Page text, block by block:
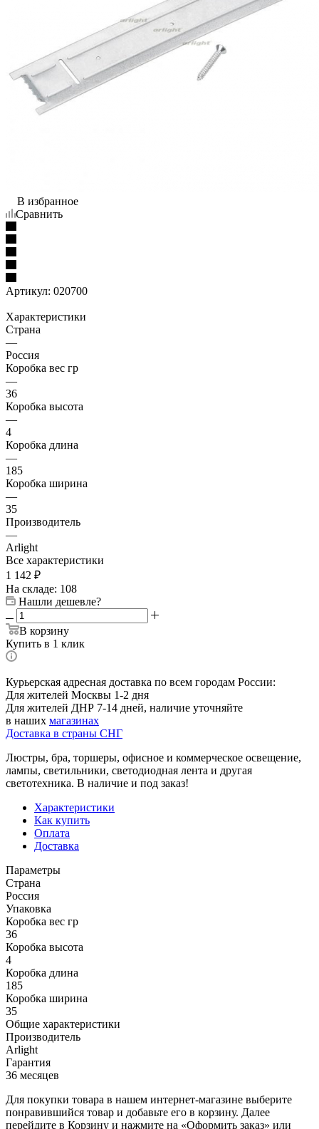
В избранное
Сравнить
Артикул: 020700
Характеристики
Страна
—
Россия
Коробка вес гр
—
36
Коробка высота
—
4
Коробка длина
—
185
Коробка ширина
—
35
Производитель
—
Arlight
Все характеристики
1 142 ₽
На складе: 108
Нашли дешевле?
В корзину
Купить в 1 клик
Курьерская адресная доставка по всем городам России:
Для жителей Москвы 1-2 дня
Для жителей ДНР 7-14 дней, наличие уточняйте
в наших магазинах
Доставка в страны СНГ
Люстры, бра, торшеры, офисное и коммерческое освещение,
лампы, светильники, светодиодная лента и другая
светотехника. В наличие и под заказ!
Характеристики
Как купить
Оплата
Доставка
Параметры
Страна
Россия
Упаковка
Коробка вес гр
36
Коробка высота
4
Коробка длина
185
Коробка ширина
35
Общие характеристики
Производитель
Arlight
Гарантия
36 месяцев
Для покупки товара в нашем интернет-магазине выберите
понравившийся товар и добавьте его в корзину. Далее
перейдите в Корзину и нажмите на «Оформить заказ» или